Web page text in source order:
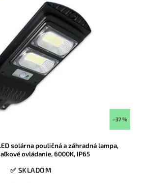
–37 %
solárna pouličná a záhradná lampa,
ovládanie, 6000K, IP65
✅ SKLADOM